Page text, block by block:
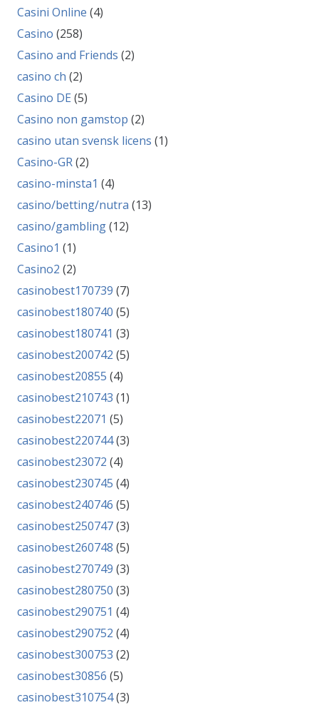
Casini Online (4)
Casino (258)
Casino and Friends (2)
casino ch (2)
Casino DE (5)
Casino non gamstop (2)
casino utan svensk licens (1)
Casino-GR(2)
casino-minsta1 (4)
casino/betting/nutra (13)
casino/gambling(12)
Casino1 (1)
Casino2 (2)
casinobest170739 (7)
casinobest180740 (5)
casinobest180741 (3)
casinobest200742 (5)
casinobest20855 (4)
casinobest210743 (1)
casinobest22071 (5)
casinobest220744(3)
casinobest23072 (4)
casinobest230745 (4)
casinobest240746 (5)
casinobest250747(3)
casinobest260748 (5)
casinobest270749 (3)
casinobest280750 (3)
casinobest290751 (4)
casinobest290752 (4)
casinobest300753 (2)
casinobest30856 (5)
casinobest310754(3)